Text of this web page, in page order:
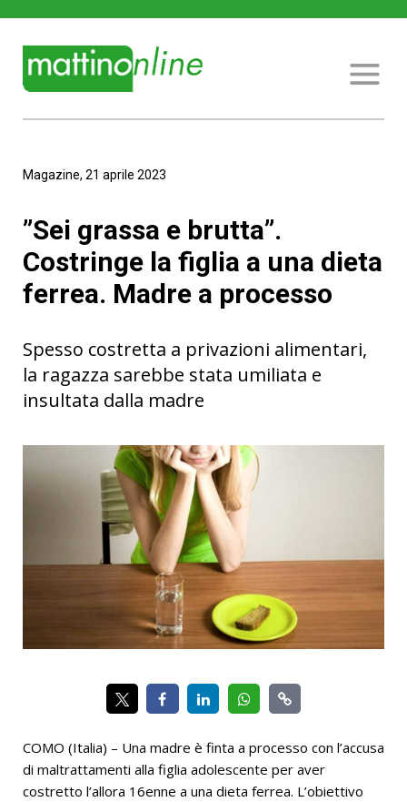
Magazine, 21 aprile 2023
”Sei grassa e brutta”.
Costringe la figlia a una dieta
ferrea. Madre a processo
Spesso costretta a privazioni alimentari,
la ragazza sarebbe stata umiliata e
insultata dalla madre
COMO (Italia) – Una madre è finta a processo con l’accusa
di maltrattamenti alla figlia adolescente per aver
costretto l’allora 16enne a una dieta ferrea. L’obiettivo